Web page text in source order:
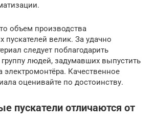
объем производства
пускателей велик. За удачно
следует поблагодарить
людей, задумавших выпустить
электромонтёра. Качественное
оценивайте по достоинству.
пускатели отличаются от